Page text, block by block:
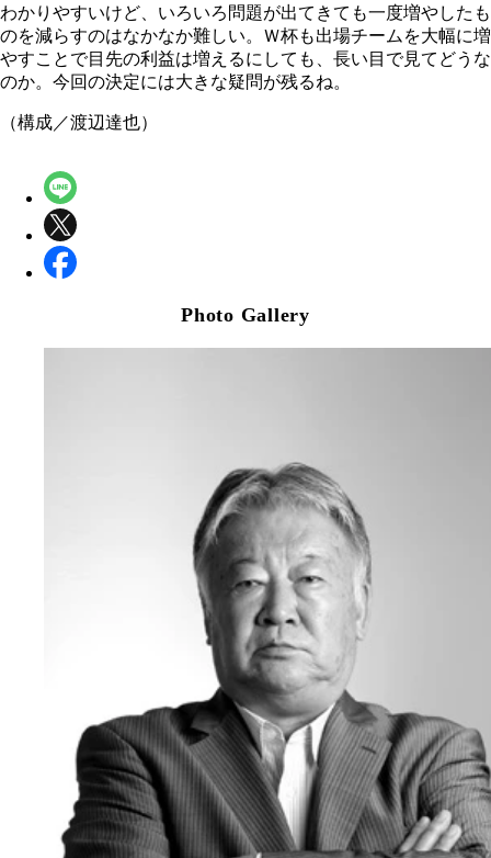
わかりやすいけど、いろいろ問題が出てきても一度増やしたも
のを減らすのはなかなか難しい。Ｗ杯も出場チームを大幅に増
やすことで目先の利益は増えるにしても、長い目で見てどうな
のか。今回の決定には大きな疑問が残るね。
（構成／渡辺達也）
Photo Gallery